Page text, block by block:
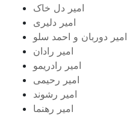
امیر دل خاک
امیر دلیری
امیر دوربان و احمد سلو
امیر رادان
امیر رادریمو
امیر رحیمی
امیر رشوند
امیر رهنما